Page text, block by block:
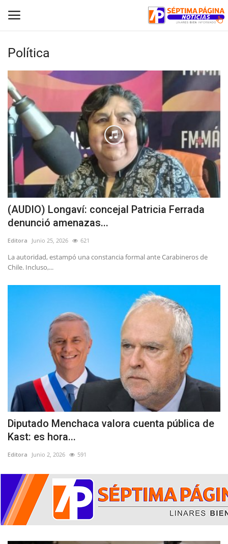
Inicio
Crónica
Policial
Tribunales
Deporte
Política
Espectáculos
Política
(AUDIO) Longaví: concejal Patricia Ferrada
denunció amenazas...
Editora Junio 25, 2026 621
La autoridad, estampó una constancia formal ante Carabineros de
Chile. Incluso,...
Diputado Menchaca valora cuenta pública de
Kast: es hora...
Editora Junio 2, 2026 591